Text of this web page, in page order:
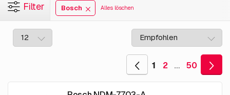
Filter Bosch Alles löschen
1 2 … 50